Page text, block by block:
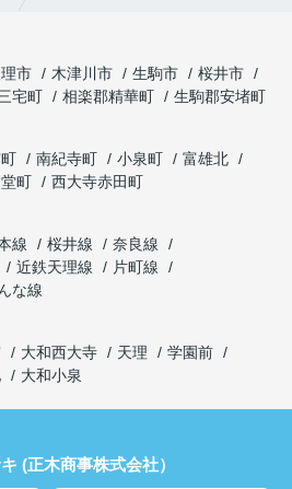
市 木津川市 生駒市
桜井市
宅町 相楽郡精華町
生駒郡安堵町
南紀寺町 小泉町
富雄北
町
西大寺赤田町
線 桜井線
奈良線
近鉄天理線
片町線
な線
大和西大寺 天理
学園前
大和小泉
(正木商事株式会社）